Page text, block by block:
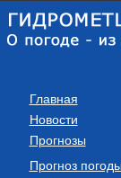
Главная
Новости
Прогнозы
Прогноз